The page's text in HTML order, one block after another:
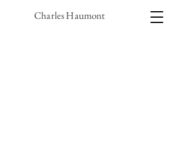
Charles Haumont